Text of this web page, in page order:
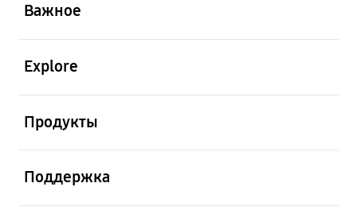
Важное
Explore
Продукты
Поддержка